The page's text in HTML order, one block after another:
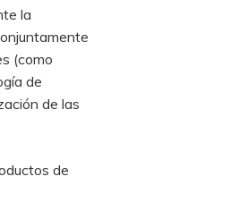
la
(como
de
de las
de